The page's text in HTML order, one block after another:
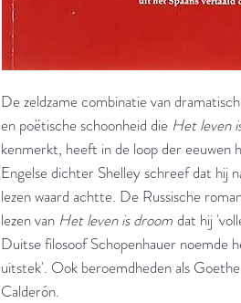
De zeldzame combinatie van
en poëtische schoonheid die Het leven
kenmerkt, heeft in de loop der eeuwen
Engelse dichter Shelley schreef dat hij
lezen waard achtte. De Russische
lezen van Het leven is droom dat hij
Duitse filosoof Schopenhauer noemde
uitstek'. Ook beroemdheden als
Calderón.